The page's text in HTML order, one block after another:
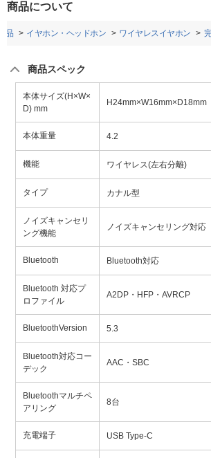
商品について
品 イヤホン・ヘッドホン ワイヤレスイヤホン
商品スペック
本体サイズ(H×W×
D) mm
H24mm×W16mm×D18mm
本体重量 4.2
機能 ワイヤレス(左右分離)
タイプ カナル型
ノイズキャンセリ
ング機能
ノイズキャンセリング対応
Bluetooth Bluetooth対応
Bluetooth 対応プ
ロファイル
A2DP・HFP・AVRCP
BluetoothVersion 5.3
Bluetooth対応コー
デック
AAC・SBC
Bluetoothマルチペ
アリング
8台
充電端子 USB Type-C